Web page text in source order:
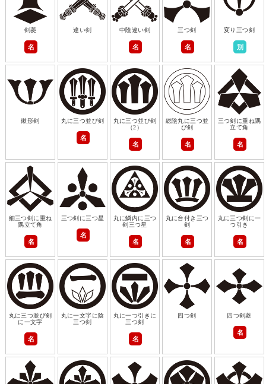
剣菱
名
違い剣 中陰違い剣
名
三つ剣
名
変り三つ剣
別
鍬形剣 丸に三つ並び剣
名
丸に三つ並び剣
（2）
名
総陰丸に三つ並
び剣
名
三つ剣に重ね隅
立て角
名
細三つ剣に重ね
隅立て角
名
三つ剣に三つ星
名
丸に鱗内に三つ
剣三つ星
名
丸に台付き三つ
剣
名
丸に三つ剣に一
つ引き
名
丸に三つ並び剣
に一文字
名
丸に一文字に陰
三つ剣
丸に一つ引きに
三つ剣
名
四つ剣 四つ剣菱
名